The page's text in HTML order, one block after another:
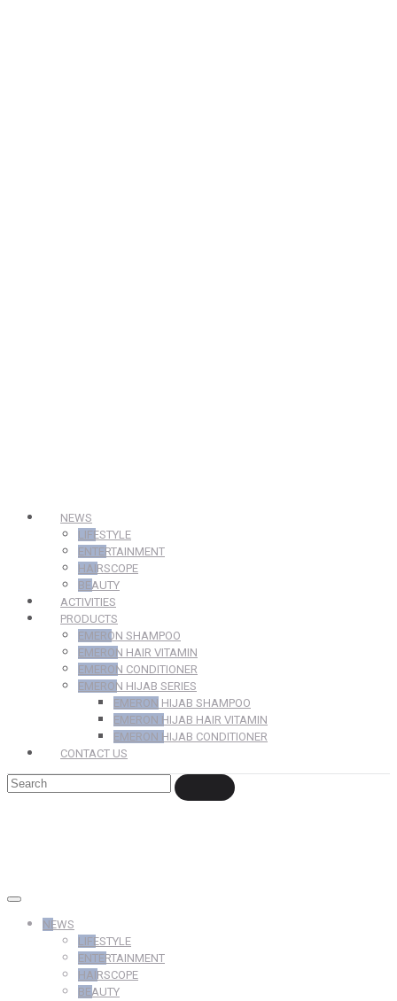
NEWS
LIFESTYLE
ENTERTAINMENT
HAIRSCOPE
BEAUTY
ACTIVITIES
PRODUCTS
EMERON SHAMPOO
EMERON HAIR VITAMIN
EMERON CONDITIONER
EMERON HIJAB SERIES
EMERON HIJAB SHAMPOO
EMERON HIJAB HAIR VITAMIN
EMERON HIJAB CONDITIONER
CONTACT US
NEWS
LIFESTYLE
ENTERTAINMENT
HAIRSCOPE
BEAUTY